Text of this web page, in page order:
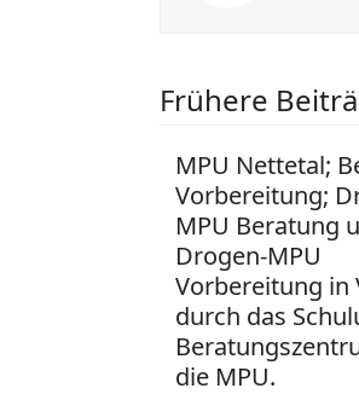
Frühere
MPU Nettetal;
Vorbereitung;
MPU Beratung
Drogen-MPU
Vorbereitung in
durch das
die MPU.